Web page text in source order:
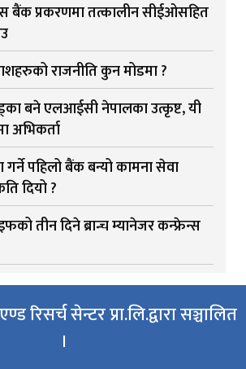
बैंक प्रकरणमा तत्कालीन सीईओसहित
राजनीति कुन मोडमा ?
बने एलआईसी नेपालका उत्कृष्ट, यी
अभिकर्ता
पहिलो बैंक बन्यो कामना सेवा
दियो ?
तीन दिने ब्रान्च म्यानेजर कन्फ्रेन्स
रिसर्च सेन्टर प्रा.लि.द्वारा सञ्चालित
।